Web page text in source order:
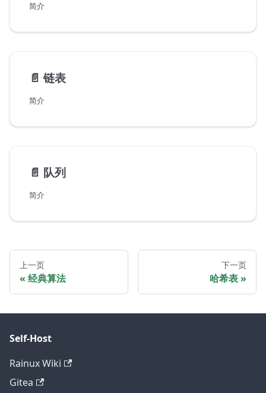
简介
📄️ 链表
简介
📄️ 队列
简介
上一页
经典算法
下一页
哈希表
Self-Host
Rainux Wiki
Gitea